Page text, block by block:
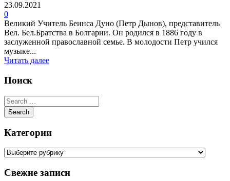
23.09.2021
0
Великий Учитель Беинса Дуно (Петр Дынов), представитель
Вел. Бел.Братства в Болгарии. Он родился в 1886 году в
заслуженной православной семье. В молодости Петр учился
музыке...
Читать далее
Поиск
Категории
Свежие записи